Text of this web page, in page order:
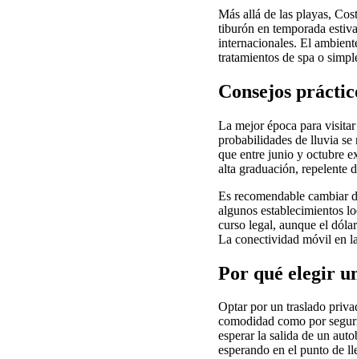
Más allá de las playas,
tiburón en temporada
internacionales. El
tratamientos de spa o
Consejos
La mejor época para
probabilidades de lluvia se
que entre junio y octubre
alta graduación, repelente
Es recomendable cambiar
algunos establecimientos
curso legal, aunque el
La conectividad móvil en
Por qué elegir
Optar por un traslado
comodidad como por
esperar la salida de un
esperando en el punto de